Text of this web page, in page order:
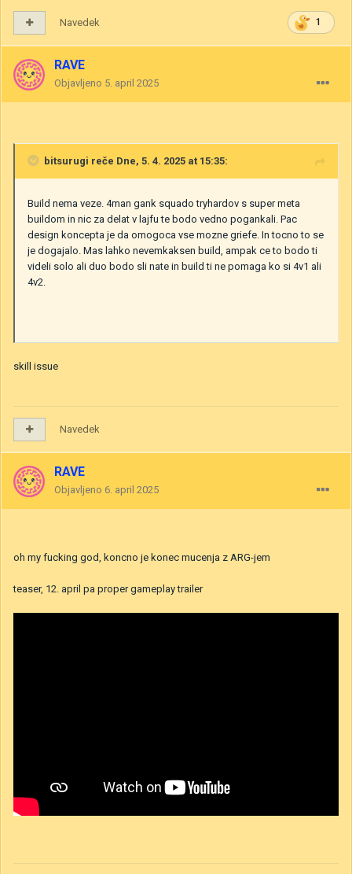
1
Navedek
RAVE
Objavljeno 5. april 2025
bitsurugi reče Dne, 5. 4. 2025 at 15:35:
Build nema veze. 4man gank squado tryhardov s super meta
buildom in nic za delat v lajfu te bodo vedno pogankali. Pac
design koncepta je da omogoca vse mozne griefe. In tocno to se
je dogajalo. Mas lahko nevemkaksen build, ampak ce to bodo ti
videli solo ali duo bodo sli nate in build ti ne pomaga ko si 4v1 ali
4v2.
skill issue
Navedek
RAVE
Objavljeno 6. april 2025
oh my fucking god, koncno je konec mucenja z ARG-jem
teaser, 12. april pa proper gameplay trailer